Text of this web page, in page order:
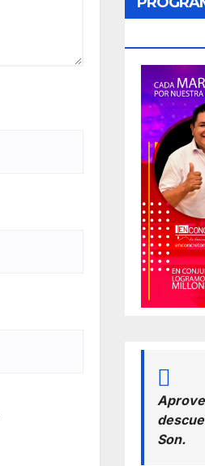
Son.